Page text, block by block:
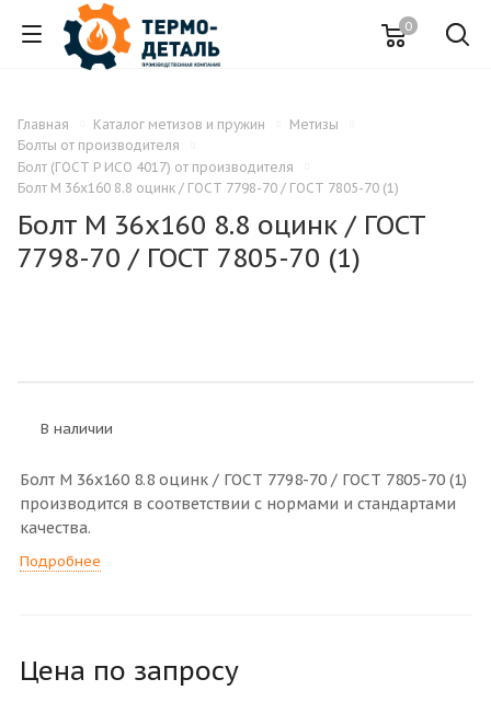
0
Главная Каталог метизов и пружин
Метизы
Болты от производителя
Болт (ГОСТ Р ИСО 4017) от производителя
Болт M 36x160 8.8 оцинк / ГОСТ 7798-70 / ГОСТ 7805-70 (1)
Болт M 36x160 8.8 оцинк / ГОСТ
7798-70 / ГОСТ 7805-70 (1)
В наличии
Болт M 36x160 8.8 оцинк / ГОСТ 7798-70 / ГОСТ 7805-70 (1)
производится в соответствии с нормами и стандартами
качества.
Подробнее
Цена по запросу